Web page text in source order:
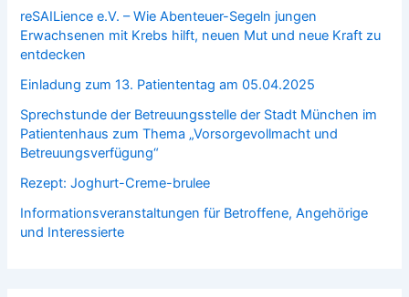
reSAILience e.V. – Wie Abenteuer-Segeln jungen
Erwachsenen mit Krebs hilft, neuen Mut und neue Kraft zu
entdecken
Einladung zum 13. Patiententag am 05.04.2025
Sprechstunde der Betreuungsstelle der Stadt München im
Patientenhaus zum Thema „Vorsorgevollmacht und
Betreuungsverfügung“
Rezept: Joghurt-Creme-brulee
Informationsveranstaltungen für Betroffene, Angehörige
und Interessierte